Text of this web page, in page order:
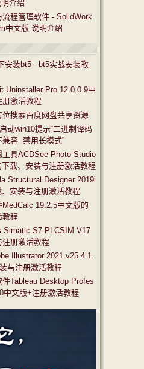
介绍
程管理软件 - SolidWork
中文版 说明介绍
安装bt5 - bt5实战安装教
Uninstaller Pro 12.0.0.9中
册激活教程
搜索百度网盘共享资源
动win10提示“二进制译码
容. 禁用长模式”
工具ACDSee Photo Studio
载、安装与注册激活教程
Structural Designer 2019i
安装与注册激活教程
19.2.5中文版的
教程
Simatic S7-PLCSIM V17
注册激活教程
Illustrator 2021 v25.4.1.
与注册激活教程
Tableau Desktop Profes
中文版+注册激活教程